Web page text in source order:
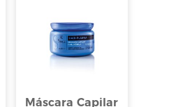
Máscara Capilar